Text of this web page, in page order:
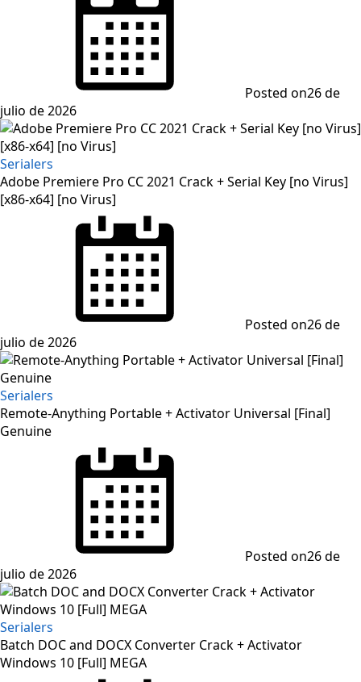
Posted on26 de
julio de 2026
Serialers
Adobe Premiere Pro CC 2021 Crack + Serial Key [no Virus]
[x86-x64] [no Virus]
Posted on26 de
julio de 2026
Serialers
Remote-Anything Portable + Activator Universal [Final]
Genuine
Posted on26 de
julio de 2026
Serialers
Batch DOC and DOCX Converter Crack + Activator
Windows 10 [Full] MEGA